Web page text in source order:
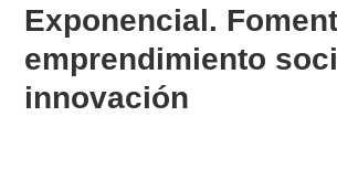
Exponencial.
emprendimiento
innovación